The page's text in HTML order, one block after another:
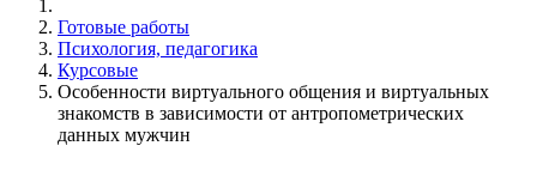
Готовые работы
Психология, педагогика
Курсовые
Особенности виртуального общения и виртуальных
знакомств в зависимости от антропометрических
данных мужчин